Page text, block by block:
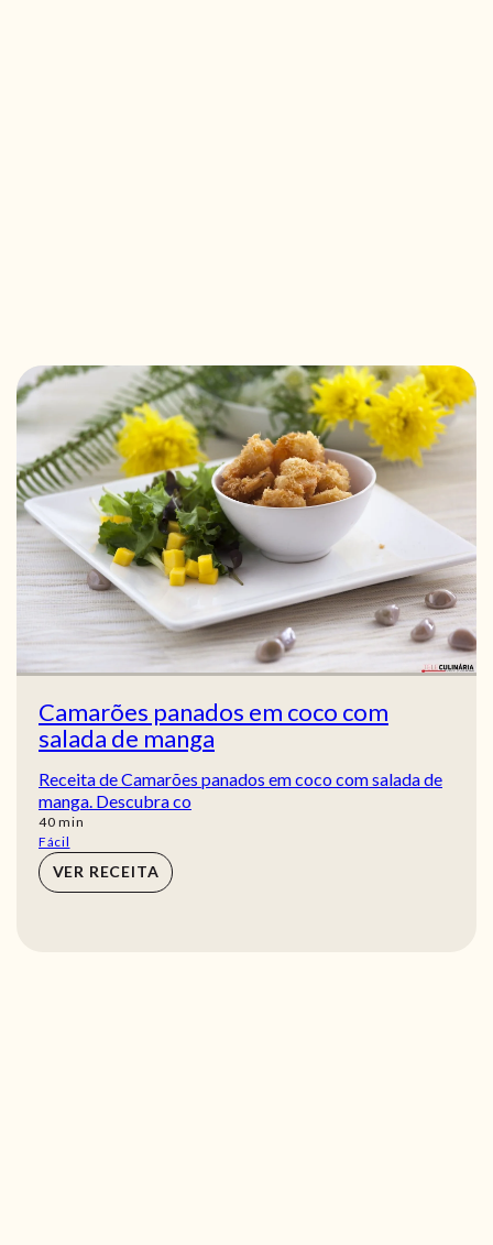
Camarões panados em coco com
salada de manga
Receita de Camarões panados em coco com salada de
manga. Descubra co
40min
min
Fácil
VER RECEITA